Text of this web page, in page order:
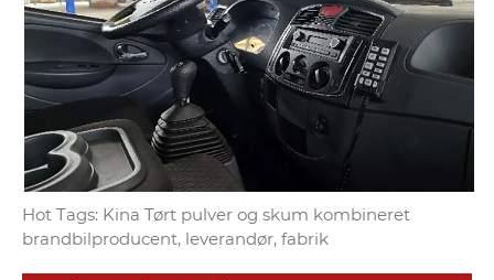
Hot Tags: Kina Tørt pulver og skum kombineret
brandbilproducent, leverandør, fabrik